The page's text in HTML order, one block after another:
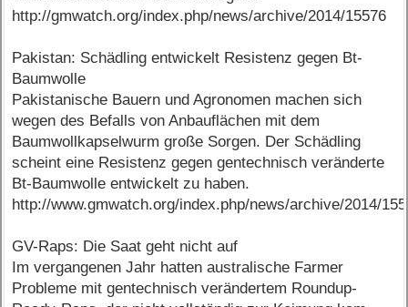
http://gmwatch.org/index.php/news/archive/2014/15576
Pakistan: Schädling entwickelt Resistenz gegen Bt-
Baumwolle
Pakistanische Bauern und Agronomen machen sich
wegen des Befalls von Anbauflächen mit dem
Baumwollkapselwurm große Sorgen. Der Schädling
scheint eine Resistenz gegen gentechnisch veränderte
Bt-Baumwolle entwickelt zu haben.
http://www.gmwatch.org/index.php/news/archive/2014/
GV-Raps: Die Saat geht nicht auf
Im vergangenen Jahr hatten australische Farmer
Probleme mit gentechnisch verändertem Roundup-